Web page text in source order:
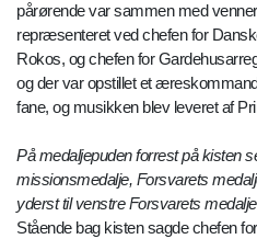
pårørende var sammen med
repræsenteret ved chefen for
Rokos, og chefen for
og der var opstillet et
fane, og musikken blev leveret af
På medaljepuden forrest på kisten
missionsmedalje, Forsvarets
yderst til venstre Forsvarets
Stående bag kisten sagde chefen